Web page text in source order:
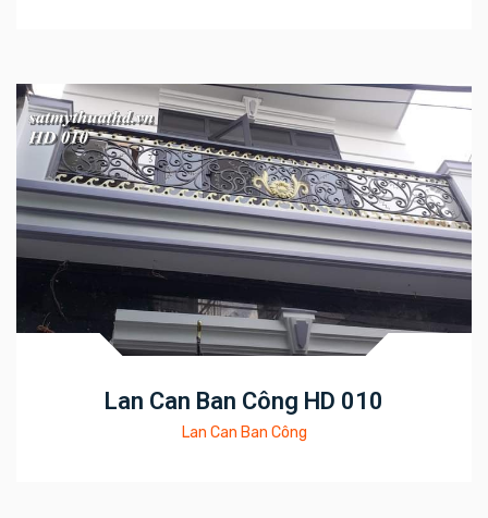
Lan Can Ban Công HD 010
Lan Can Ban Công